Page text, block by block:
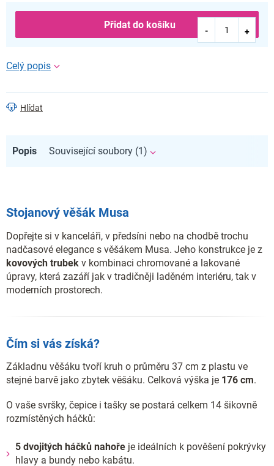
Přidat do košíku
Hlídat
Popis Související soubory (1)
Stojanový věšák Musa
Dopřejte si v kanceláři, v předsíni nebo na chodbě trochu
nadčasové elegance s věšákem Musa. Jeho konstrukce je z
kovových trubek v kombinaci chromované a lakované
úpravy, která zazáří jak v tradičněji laděném interiéru, tak v
moderních prostorech.
Čím si vás získá?
Základnu věšáku tvoří kruh o průměru 37 cm z plastu ve
stejné barvě jako zbytek věšáku. Celková výška je 176 cm.
O vaše svršky, čepice i tašky se postará celkem 14 šikovně
rozmístěných háčků:
5 dvojitých háčků nahoře je ideálních k pověšení pokrývky
hlavy a bundy nebo kabátu.